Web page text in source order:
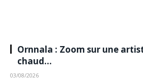
Ornnala : Zoom sur une
chaud…
03/08/2026